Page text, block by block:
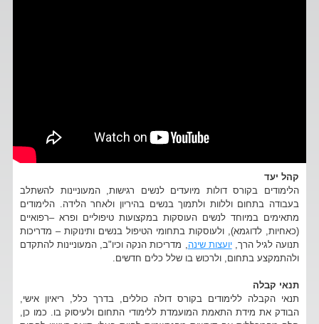
קהל יעד
הלימודים בקורס דולות מיועדים לנשים רגישות, המעוניינות להשתלב
בעבודה בתחום וללוות ולתמוך בנשים בהיריון ולאחר הלידה. הלימודים
מתאימים במיוחד לנשים העוסקות במקצועות טיפוליים ופרא –רפואיים
(כאחיות, לדוגמא), ולעוסקות בתחומי הטיפול בנשים ותינוקות – מדריכות
תנועה לגיל הרך,יועצות שינה , מדריכות הנקה וכיו"ב, המעוניינות להתקדם
ולהתמקצע בתחום, ולרכוש בו שלל כלים חדשים.
תנאי קבלה
תנאי הקבלה ללימודים בקורס דולה כוללים, בדרך כלל, ריאיון אישי,
הבודק את מידת התאמת המועמדת ללימודי התחום ולעיסוק בו. כמו כן,